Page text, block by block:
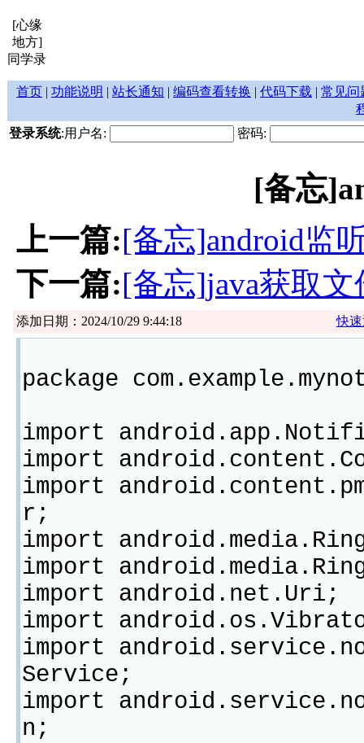
[心缘
地方]
同学录
首页 | 功能说明 | 站长通知 | 编码查看转换 | 代码下载 | 常见问
登录系统:用户名: 密码:
[备忘
上一篇:[备忘]android监
下一篇:[备忘]java获取
添加日期：2024/10/29 9:44:18 快
package
import
import
import
r;
import
import
import android.net.Uri;
import
import
Service;
import
n;